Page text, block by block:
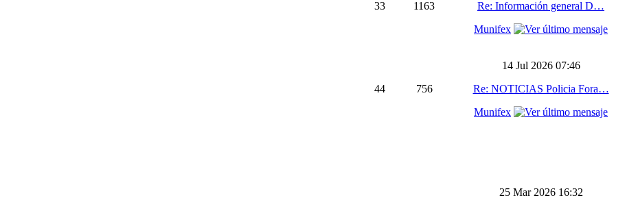
33 1163
Re: Información general D…
Munifex
44 756
14 Jul 2026 07:46
Re: NOTICIAS Policia Fora…
Munifex
25 Mar 2026 16:32